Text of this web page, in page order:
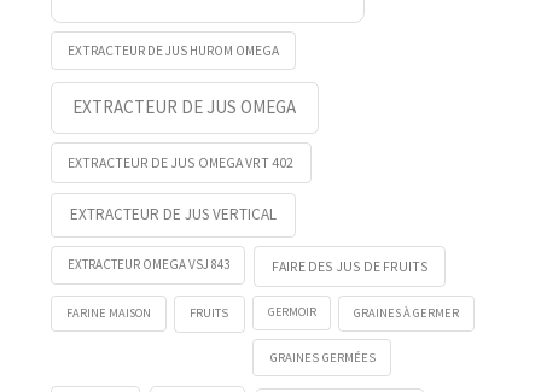
EXTRACTEUR DE JUS HUROM OMEGA
EXTRACTEUR DE JUS OMEGA
EXTRACTEUR DE JUS OMEGA VRT 402
EXTRACTEUR DE JUS VERTICAL
EXTRACTEUR OMEGA VSJ 843 FAIRE DES JUS DE FRUITS
FARINE MAISON FRUITS GERMOIR GRAINES À GERMER
GRAINES GERMÉES